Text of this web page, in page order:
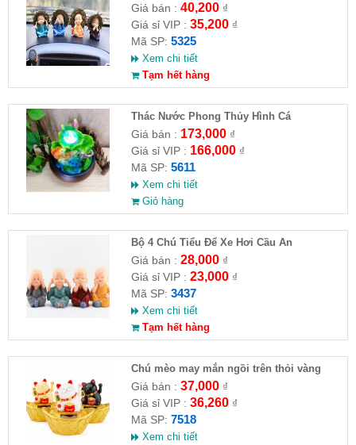
Giá bán : 40,200₫
Giá sỉ VIP : 35,200₫
Mã SP: 5325
Xem chi tiết
Tạm hết hàng
Thác Nước Phong Thủy Hình Cá
Giá bán : 173,000₫
Giá sỉ VIP : 166,000₫
Mã SP: 5611
Xem chi tiết
Giỏ hàng
Bộ 4 Chú Tiểu Để Xe Hơi Cầu An
Giá bán : 28,000₫
Giá sỉ VIP : 23,000₫
Mã SP: 3437
Xem chi tiết
Tạm hết hàng
Chú mèo may mắn ngồi trên thỏi vàng
Giá bán : 37,000₫
Giá sỉ VIP : 36,260₫
Mã SP: 7518
Xem chi tiết